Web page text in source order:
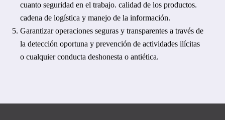
cuanto seguridad en el trabajo. calidad de los productos.
cadena de logística y manejo de la información.
Garantizar operaciones seguras y transparentes a través de
la detección oportuna y prevención de actividades ilícitas
o cualquier conducta deshonesta o antiética.